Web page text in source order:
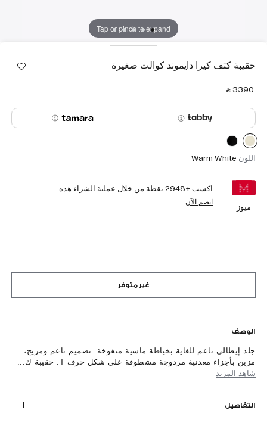
Tap or pinch to expand
حقيبة كتف كيرا دايموند كوالت صغيرة
‎ ⃁ ⁦3390⁩ ‎
اللون Warm White
ميوز
اكسب +2948 نقطة من خلال عملية الشراء هذه.
انضم الآن
غير متوفر
الوصف
جلد إيطالي ناعم للغاية بخياطة ماسية منفوخة. تصميم ناعم ومريح،
مزين بأجزاء معدنية مزدوجة مشطوفة على شكل حرف T. حقيبة ك...
شاهد المزيد
التفاصيل